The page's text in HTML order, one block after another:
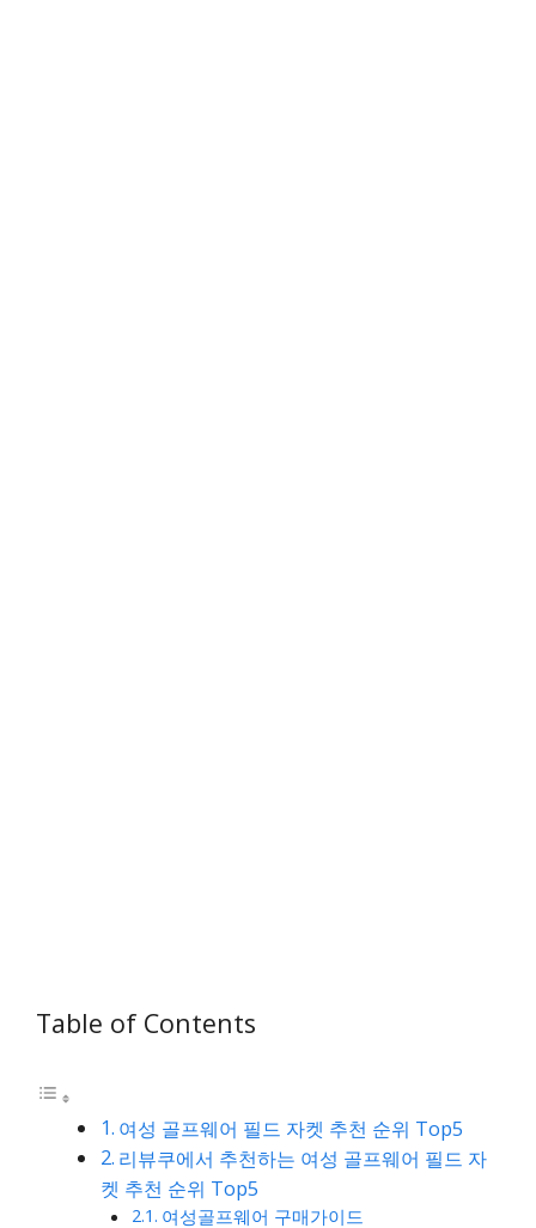
Table of Contents
여성 골프웨어 필드 자켓 추천 순위 Top5
리뷰쿠에서 추천하는 여성 골프웨어 필드 자
켓 추천 순위 Top5
여성골프웨어 구매가이드